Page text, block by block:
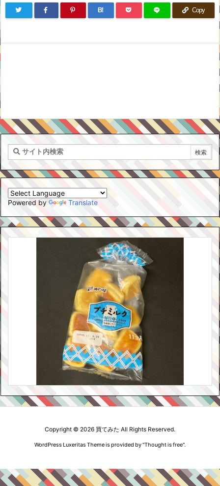
B! Copy
Powered by Translate
Copyright © 2026 買てみた All Rights Reserved.
WordPress Luxeritas Theme is provided by "Thought is free".